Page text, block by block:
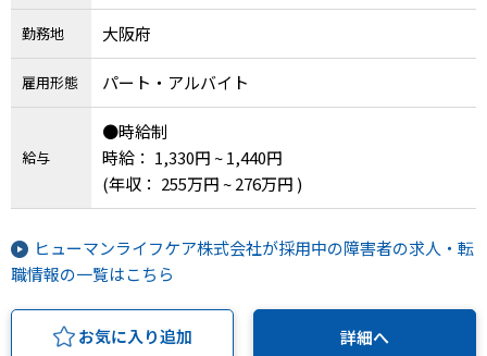
勤務地 大阪府
雇用形態 パート・アルバイト
給与
●時給制
時給： 1,330円 ~ 1,440円
(年収： 255万円 ~ 276万円 )
ヒューマンライフケア株式会社が採用中の障害者の求人・転
職情報の一覧はこちら
お気に入り追加 詳細へ